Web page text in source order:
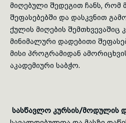
მიღებული შედეგით ჩანს, რომ
შეფასებებში და დასკვნით
ქულის მიღების შემთხვევაშიც
მინიმალური დადებითი
მისი პროგრამიდან
აკადემიური საბჭო.
სასწავლო კურსის/მოდულის